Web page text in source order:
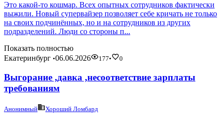
Это какой-то кошмар. Всех опытных сотрудников фактически
выжили. Новый супервайзер позволяет себе кричать не только
на своих подчинённых, но и на сотрудников из других
подразделений. Люди со стороны п...
Показать полностью
Екатеринбург •06.06.2026 177• 0
Выгорание ,давка ,несоответствие зарплаты
требованиям
Анонимный Хороший Ломбард